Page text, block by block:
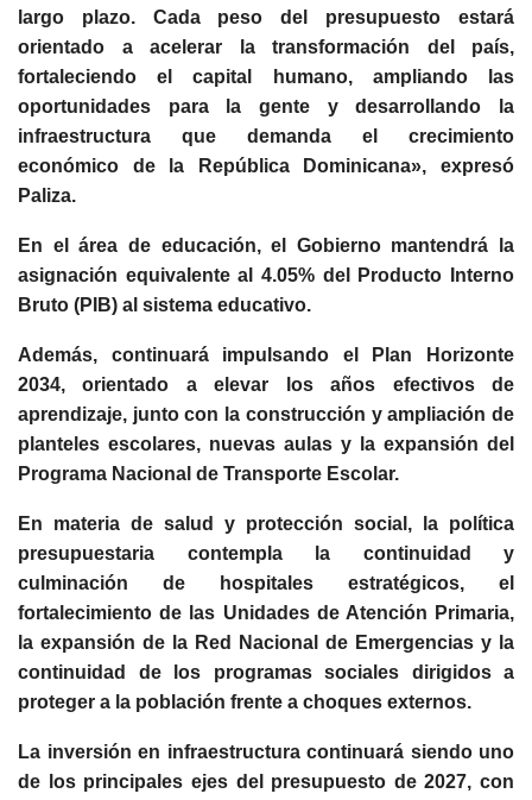
largo plazo. Cada peso del presupuesto estará
orientado a acelerar la transformación del país,
fortaleciendo el capital humano, ampliando las
oportunidades para la gente y desarrollando la
infraestructura que demanda el crecimiento
económico de la República Dominicana», expresó
Paliza.
En el área de educación, el Gobierno mantendrá la
asignación equivalente al 4.05% del Producto Interno
Bruto (PIB) al sistema educativo.
Además, continuará impulsando el Plan Horizonte
2034, orientado a elevar los años efectivos de
aprendizaje, junto con la construcción y ampliación de
planteles escolares, nuevas aulas y la expansión del
Programa Nacional de Transporte Escolar.
En materia de salud y protección social, la política
presupuestaria contempla la continuidad y
culminación de hospitales estratégicos, el
fortalecimiento de las Unidades de Atención Primaria,
la expansión de la Red Nacional de Emergencias y la
continuidad de los programas sociales dirigidos a
proteger a la población frente a choques externos.
La inversión en infraestructura continuará siendo uno
de los principales ejes del presupuesto de 2027, con